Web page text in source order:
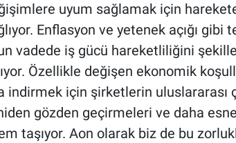
uyum sağlamak için
Enflasyon ve yetenek açığı
vadede iş gücü hareketliliğini
Özellikle değişen ekonomik
indirmek için şirketlerin
gözden geçirmeleri ve daha
taşıyor. Aon olarak biz de bu